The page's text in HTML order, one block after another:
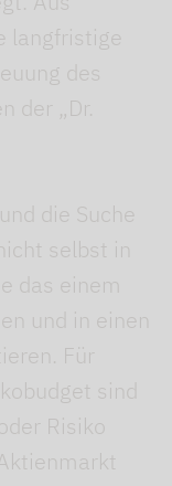
langfristige
des
der „Dr.
die Suche
selbst in
das einem
und in einen
Für
sind
Risiko